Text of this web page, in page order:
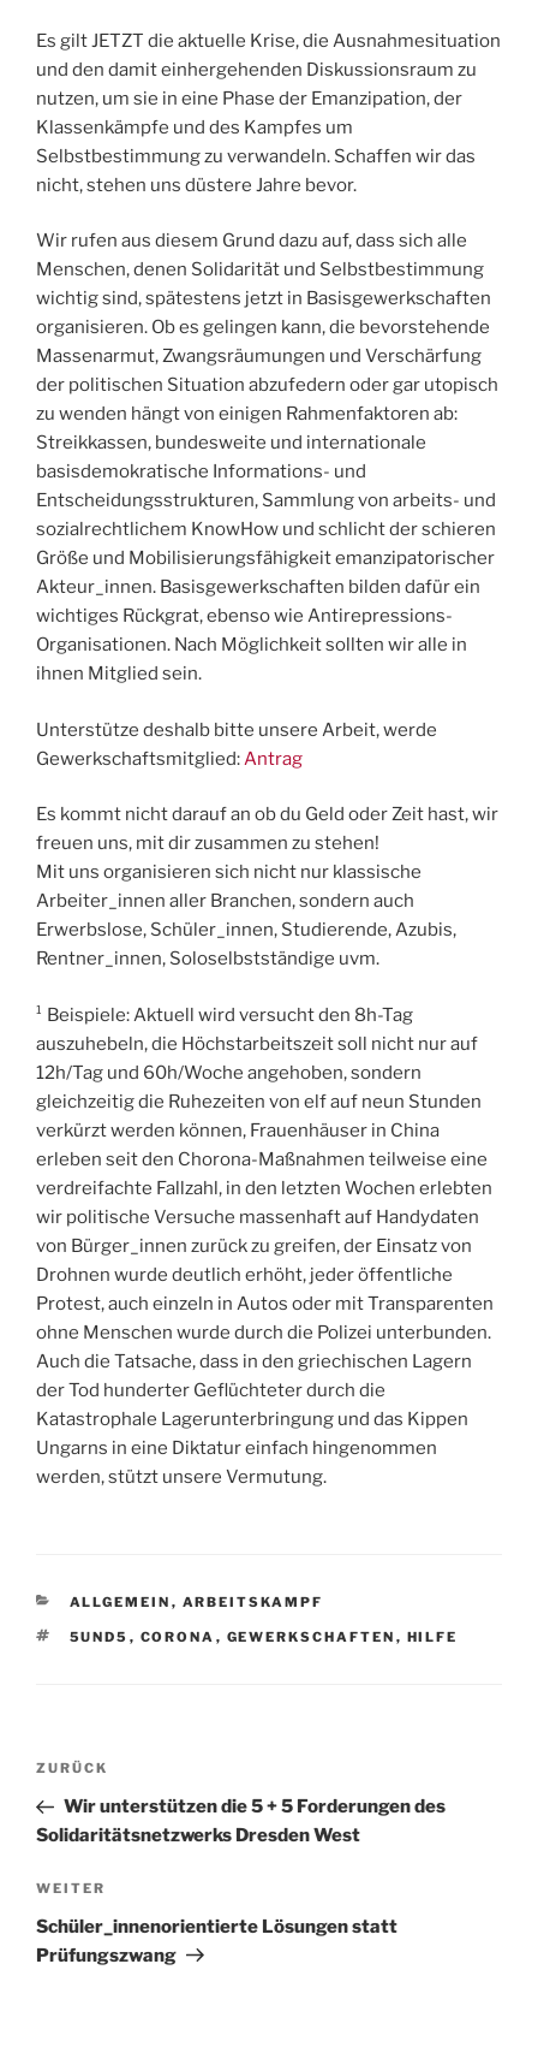
Es giltJETZT die aktuelle Krise, die Ausnahmesituation
und den damit einhergehenden Diskussionsraum zu
nutzen, um sie in eine Phase der Emanzipation, der
Klassenkämpfe und des Kampfes um
Selbstbestimmung zu verwandeln. Schaffen wir das
nicht, stehen uns düstere Jahre bevor.
Wir rufen aus diesem Grund dazu auf, dass sich alle
Menschen, denen Solidarität und Selbstbestimmung
wichtig sind, spätestens jetzt in Basisgewerkschaften
organisieren. Ob es gelingen kann, die bevorstehende
Massenarmut, Zwangsräumungen und Verschärfung
der politischen Situation abzufedern oder gar utopisch
zu wenden hängt von einigen Rahmenfaktoren ab:
Streikkassen, bundesweite und internationale
basisdemokratische Informations- und
Entscheidungsstrukturen, Sammlung von arbeits- und
sozialrechtlichem KnowHow und schlicht der schieren
Größe und Mobilisierungsfähigkeit emanzipatorischer
Akteur_innen. Basisgewerkschaften bilden dafür ein
wichtiges Rückgrat, ebenso wie Antirepressions-
Organisationen. Nach Möglichkeit sollten wir alle in
ihnen Mitglied sein.
Unterstütze deshalb bitte unsere Arbeit, werde
Gewerkschaftsmitglied:Antrag
Es kommt nicht darauf an ob du Geld oder Zeit hast, wir
freuen uns, mit dir zusammen zu stehen!
Mit uns organisieren sich nicht nur klassische
Arbeiter_innen aller Branchen, sondern auch
Erwerbslose, Schüler_innen, Studierende, Azubis,
Rentner_innen, Soloselbstständige uvm.
¹ Beispiele: Aktuell wird versucht den 8h-Tag
auszuhebeln, die Höchstarbeitszeit soll nicht nur auf
12h/Tag und 60h/Woche angehoben, sondern
gleichzeitig die Ruhezeiten von elf auf neun Stunden
verkürzt werden können, Frauenhäuser in China
erleben seit den Chorona-Maßnahmen teilweise eine
verdreifachte Fallzahl, in den letzten Wochen erlebten
wir politische Versuche massenhaft auf Handydaten
von Bürger_innen zurück zu greifen, der Einsatz von
Drohnen wurde deutlich erhöht, jeder öffentliche
Protest, auch einzeln in Autos oder mit Transparenten
ohne Menschen wurde durch die Polizei unterbunden.
Auch die Tatsache, dass in den griechischen Lagern
der Tod hunderter Geflüchteter durch die
Katastrophale Lagerunterbringung und das Kippen
Ungarns in eine Diktatur einfach hingenommen
werden, stützt unsere Vermutung.
KATEGORIEN
ALLGEMEIN , ARBEITSKAMPF
SCHLAGWÖRTER
5UND5 , CORONA , GEWERKSCHAFTEN , HILFE
Beitragsnavigation
Vorheriger
Beitrag
ZURÜCK
Wir unterstützen die 5 + 5 Forderungen des
Solidaritätsnetzwerks Dresden West
Nächster
Beitrag
WEITER
Schüler_innenorientierte Lösungen statt
Prüfungszwang